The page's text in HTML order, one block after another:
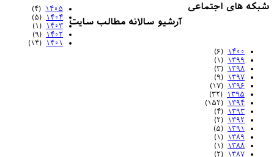
شبکه های اجتماعی
آرشیو سالانه مطالب سایت
۱۴۰۵ (۴)
۱۴۰۴ (۵)
۱۴۰۳ (۱)
۱۴۰۲ (۹)
۱۴۰۱ (۱۴)
۱۴۰۰ (۶)
۱۳۹۹ (۱)
۱۳۹۸ (۳)
۱۳۹۷ (۹)
۱۳۹۶ (۱۷)
۱۳۹۵ (۳۲)
۱۳۹۴ (۱۵۲)
۱۳۹۳ (۴)
۱۳۹۲ (۲)
۱۳۹۱ (۵)
۱۳۸۹ (۱)
۱۳۸۸ (۱)
۱۳۸۷ (۲)